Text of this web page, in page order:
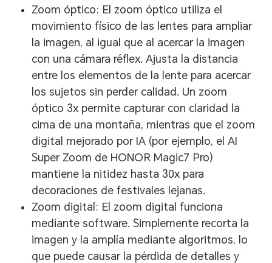
Zoom óptico: El zoom óptico utiliza el
movimiento físico de las lentes para ampliar
la imagen, al igual que al acercar la imagen
con una cámara réflex. Ajusta la distancia
entre los elementos de la lente para acercar
los sujetos sin perder calidad. Un zoom
óptico 3x permite capturar con claridad la
cima de una montaña, mientras que el zoom
digital mejorado por IA (por ejemplo, el AI
Super Zoom de HONOR Magic7 Pro)
mantiene la nitidez hasta 30x para
decoraciones de festivales lejanas.
Zoom digital: El zoom digital funciona
mediante software. Simplemente recorta la
imagen y la amplía mediante algoritmos, lo
que puede causar la pérdida de detalles y